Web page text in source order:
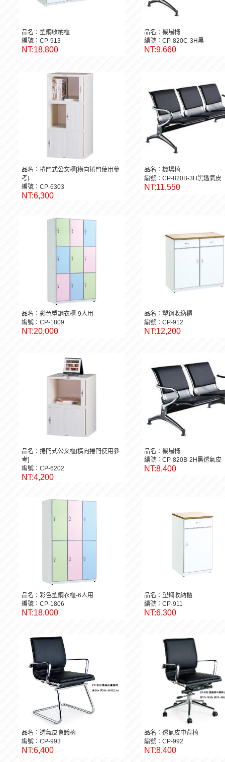
品名：塑鋼收納櫃
編號：CP-913
NT:18,800
品名：機場椅
編號：CP-820C-3H黑
NT:9,660
品名：捲門式公文櫃[橫向捲門使用參
考]
編號：CP-6303
NT:6,300
品名：機場椅
編號：CP-820B-3H黑透氣皮
NT:11,550
品名：彩色塑鋼衣櫃-9人用
編號：CP-1809
NT:20,000
品名：塑鋼收納櫃
編號：CP-912
NT:12,200
品名：捲門式公文櫃[橫向捲門使用參
考]
編號：CP-6202
NT:4,200
品名：機場椅
編號：CP-820B-2H黑透氣皮
NT:8,400
品名：彩色塑鋼衣櫃-6人用
編號：CP-1806
NT:18,000
品名：塑鋼收納櫃
編號：CP-911
NT:6,300
品名：透氣皮會議椅
編號：CP-993
NT:6,400
品名：透氣皮中背椅
編號：CP-992
NT:8,400